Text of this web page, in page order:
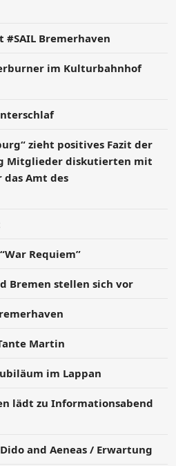
#SAIL Bremerhaven
im Kulturbahnhof
zieht positives Fazit der
Mitglieder diskutierten mit
Amt des
Requiem”
Bremen stellen sich vor
Martin
im Lappan
lädt zu Informationsabend
and Aeneas / Erwartung